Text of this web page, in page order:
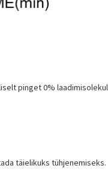
pinget 0%
täielikuks tühjenemiseks.